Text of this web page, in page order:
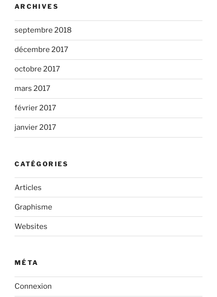
ARCHIVES
septembre 2018
décembre 2017
octobre 2017
mars 2017
février 2017
janvier 2017
CATÉGORIES
Articles
Graphisme
Websites
MÉTA
Connexion